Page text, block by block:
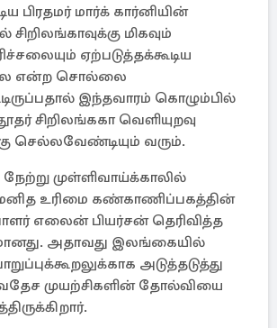
பிரதமர் மார்க் கார்னியின்
மிகவும்
ஏற்படுத்தக்கூடிய
என்ற சொல்லை
இந்தவாரம் கொழும்பில்
சிறிலங்ககா வெளியுறவு
செல்லவேண்டியும் வரும்.
முள்ளிவாய்க்காலில்
உரிமை கண்காணிப்பகத்தின்
எலைன் பியர்சன் தெரிவித்த
அதாவது இலங்கையில்
அடுத்தடுத்து
முயற்சிகளின் தோல்வியை